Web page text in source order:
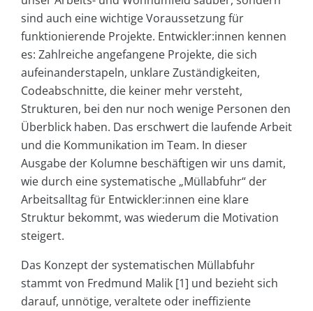
sind auch eine wichtige Voraussetzung für
funktionierende Projekte. Entwickler:innen kennen
es: Zahlreiche angefangene Projekte, die sich
aufeinanderstapeln, unklare Zuständigkeiten,
Codeabschnitte, die keiner mehr versteht,
Strukturen, bei den nur noch wenige Personen den
Überblick haben. Das erschwert die laufende Arbeit
und die Kommunikation im Team. In dieser
Ausgabe der Kolumne beschäftigen wir uns damit,
wie durch eine systematische „Müllabfuhr“ der
Arbeitsalltag für Entwickler:innen eine klare
Struktur bekommt, was wiederum die Motivation
steigert.
Das Konzept der systematischen Müllabfuhr
stammt von Fredmund Malik [1] und bezieht sich
darauf, unnötige, veraltete oder ineffiziente